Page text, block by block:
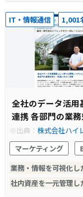
IT・情報通信 1,001
全社のデータ活用
連携 各部門の業
※出典：株式会社ハイ
も使えるＢIツール軽
マーケティング
業務・情報を可視化し
社内資産を一元管理し